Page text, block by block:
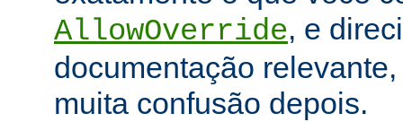
AllowOverride, e
documentação
muita confusão depois.